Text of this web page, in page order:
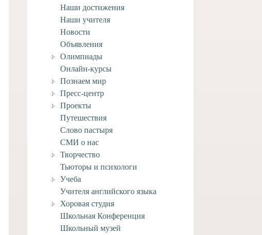
Домашнее задание по ИЗО
для 2 класса к 27 марта.
23 марта, 2020
Наши достижения
Наши учителя
Новости
Объявления
Олимпиады
Онлайн-курсы
Познаем мир
Пресс-центр
Проекты
Путешествия
Слово пастыря
СМИ о нас
Творчество
Тьюторы и психологи
Учеба
Учителя английского языка
Хоровая студия
Школьная Конференция
Школьный музей